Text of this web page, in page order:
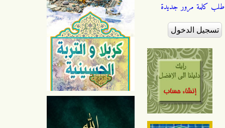
طلب كلمة مرور جديدة